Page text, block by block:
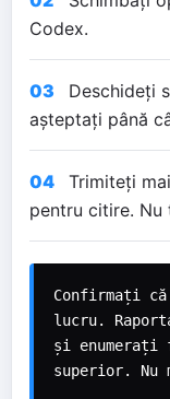
Codex.
03
Deschideți
așteptați până
04
Trimiteți
pentru citire. Nu
Confirmați
lucru.
și
superior. Nu